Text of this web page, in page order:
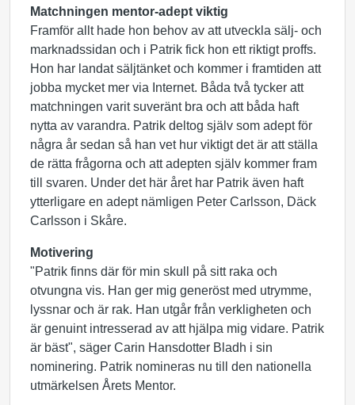
Matchningen mentor-adept viktig
Framför allt hade hon behov av att utveckla sälj- och
marknadssidan och i Patrik fick hon ett riktigt proffs.
Hon har landat säljtänket och kommer i framtiden att
jobba mycket mer via Internet. Båda två tycker att
matchningen varit suveränt bra och att båda haft
nytta av varandra. Patrik deltog själv som adept för
några år sedan så han vet hur viktigt det är att ställa
de rätta frågorna och att adepten själv kommer fram
till svaren. Under det här året har Patrik även haft
ytterligare en adept nämligen Peter Carlsson, Däck
Carlsson i Skåre.
Motivering
"Patrik finns där för min skull på sitt raka och
otvungna vis. Han ger mig generöst med utrymme,
lyssnar och är rak. Han utgår från verkligheten och
är genuint intresserad av att hjälpa mig vidare. Patrik
är bäst", säger Carin Hansdotter Bladh i sin
nominering. Patrik nomineras nu till den nationella
utmärkelsen Årets Mentor.